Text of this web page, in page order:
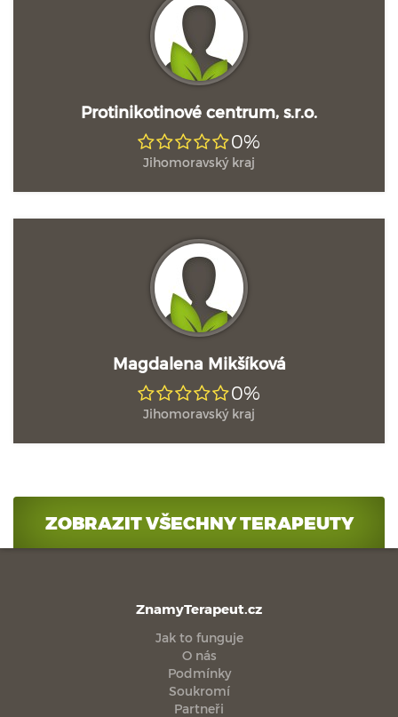
Protinikotinové centrum, s.r.o.
0%
Jihomoravský kraj
Magdalena Mikšíková
0%
Jihomoravský kraj
ZOBRAZIT VŠECHNY TERAPEUTY
ZnamyTerapeut.cz
Jak to funguje
O nás
Podmínky
Soukromí
Partneři